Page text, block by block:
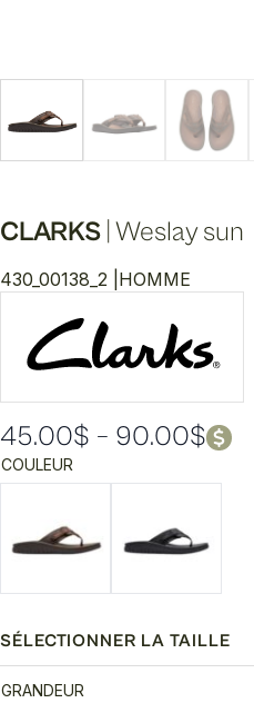
CLARKS Weslay sun
430_00138_2 | HOMME
45.00$ – 90.00$
Plage
de
45.00$
à
COULEUR
SÉLECTIONNER LA TAILLE
GRANDEUR